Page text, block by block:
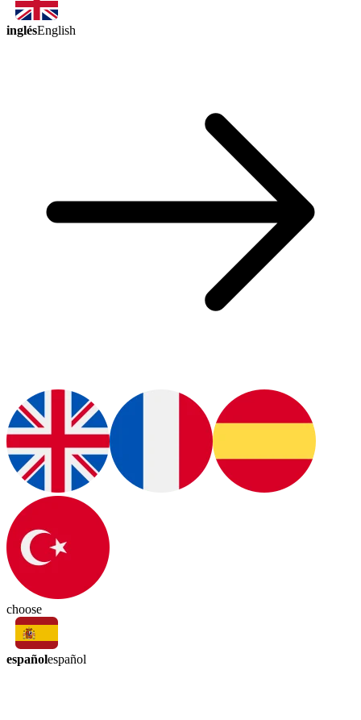
inglésEnglish
choose
españolespañol